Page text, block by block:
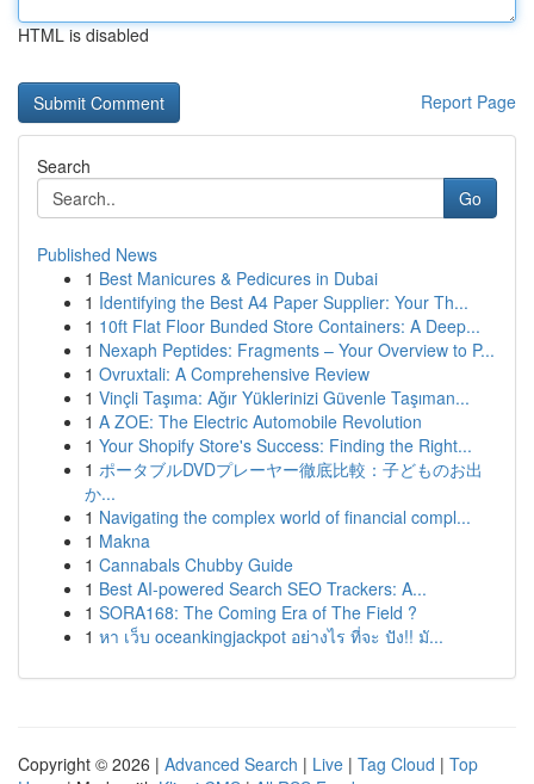
HTML is disabled
Report Page
Search
Go
Published News
1 Best Manicures & Pedicures in Dubai
1 Identifying the Best A4 Paper Supplier: Your Th...
1 10ft Flat Floor Bunded Store Containers: A Deep...
1 Nexaph Peptides: Fragments – Your Overview to P...
1 Ovruxtali: A Comprehensive Review
1 Vinçli Taşıma: Ağır Yüklerinizi Güvenle Taşıman...
1 A ZOE: The Electric Automobile Revolution
1 Your Shopify Store's Success: Finding the Right...
1 ポータブルDVDプレーヤー徹底比較：子どものお出
か...
1 Navigating the complex world of financial compl...
1 Makna
1 Cannabals Chubby Guide
1 Best AI-powered Search SEO Trackers: A...
1 SORA168: The Coming Era of The Field ?
1 หา เว็บ oceankingjackpot อย่างไร ที่จะ ปัง!! มั...
Copyright © 2026 | Advanced Search | Live | Tag Cloud | Top